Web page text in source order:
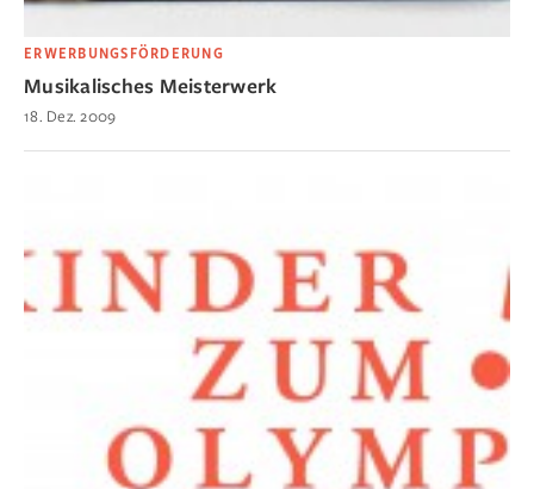
ERWERBUNGSFÖRDERUNG
Musikalisches Meisterwerk
18. Dez. 2009